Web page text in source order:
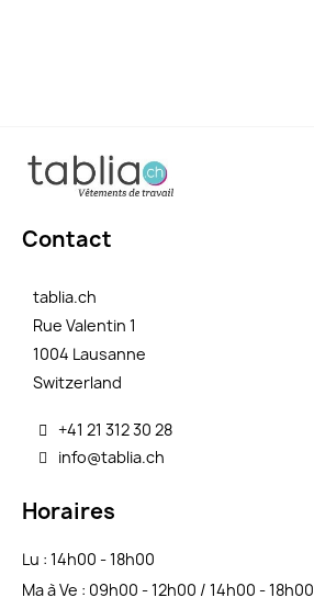
Contact
tablia.ch
Rue Valentin 1
1004 Lausanne
Switzerland
+41 21 312 30 28
info@tablia.ch
Horaires
Lu : 14h00 - 18h00
Ma à Ve : 09h00 - 12h00 / 14h00 - 18h00